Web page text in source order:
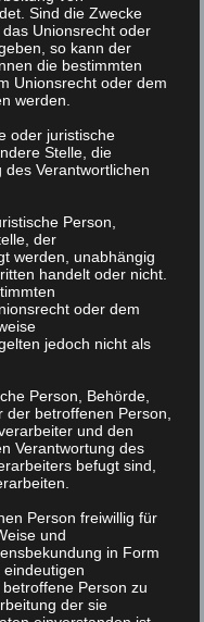
veröffentlicht.
Sind die Zwecke
Unionsrecht oder
so kann der
die bestimmten
Unionsrecht oder dem
werden.
oder juristische
Stelle, die
Verantwortlichen
Person,
der
werden, unabhängig
handelt oder nicht.
oder dem
jedoch nicht als
Person, Behörde,
betroffenen Person,
und den
Verantwortung des
befugt sind,
Person freiwillig für
und
in Form
Person zu
der sie